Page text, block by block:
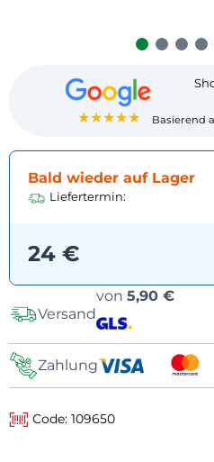
★★★★★ Basierend
Bald wieder auf Lager
Liefertermin:
24 €
Versand
von 5,90 €
Zahlung
Code: 109650